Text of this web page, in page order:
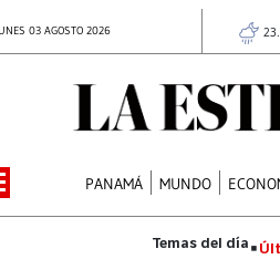
03 AGOSTO 2026
PANAMÁ MUNDO